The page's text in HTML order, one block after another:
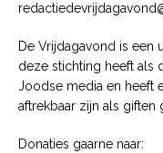
De Vrijdagavond is een
deze stichting heeft als
Joodse media en heeft
aftrekbaar zijn als giften
Donaties gaarne naar: